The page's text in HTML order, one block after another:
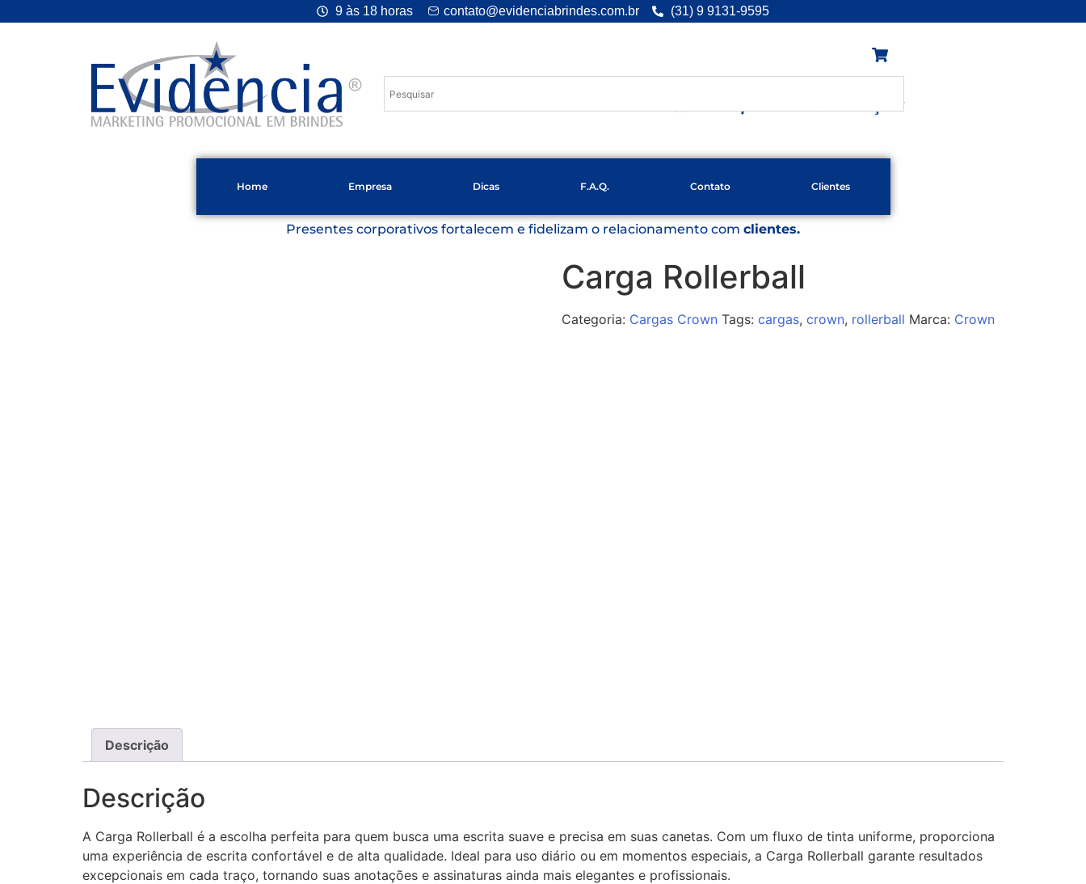
9 às 18 horas contato@evidenciabrindes.com.br (31) 9 9131-9595
Desde 1.994e enquanto existir emoção!
Home Empresa Dicas F.A.Q. Contato Clientes
Presentes corporativos fortalecem e fidelizam o relacionamento com clientes.
Carga Rollerball
Categoria: Cargas Crown Tags: cargas, crown, rollerball Marca: Crown
Descrição
Descrição
A Carga Rollerball é a escolha perfeita para quem busca uma escrita suave e precisa em suas canetas. Com um fluxo de tinta uniforme, proporciona
uma experiência de escrita confortável e de alta qualidade. Ideal para uso diário ou em momentos especiais, a Carga Rollerball garante resultados
excepcionais em cada traço, tornando suas anotações e assinaturas ainda mais elegantes e profissionais.